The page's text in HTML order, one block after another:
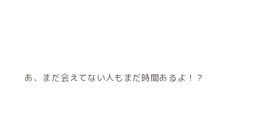
あ、まだ会えてない人もまだ時間あるよ！？